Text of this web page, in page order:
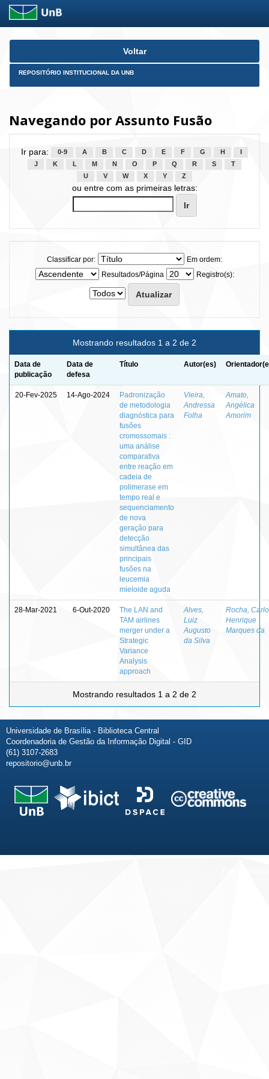
Skip
Voltar
REPOSITÓRIO INSTITUCIONAL DA UNB
Navegando por Assunto Fusão
Ir para: 0-9 A B C D E F G H
J
K L M N O P Q R S
T
U
V W X Y Z
ou entre com as primeiras letras:
Classificar por:
Em ordem:
Resultados/Página
Registro(s):
Mostrando resultados 1 a 2 de 2
Data de
publicação
Data de
defesa
Título Autor(es)
20-Fev-2025 14-Ago-2024
Padronização
de metodologia
diagnóstica para
fusões
cromossomais :
uma análise
comparativa
entre reação em
cadeia de
polimerase em
tempo real e
sequenciamento
de nova
geração para
detecção
simultânea das
principais
fusões na
leucemia
mieloide aguda
Vieira,
Andressa
Folha
Amato,
Angélica
Amorim
28-Mar-2021 6-Out-2020
The LAN and
TAM airlines
merger under a
Strategic
Variance
Analysis
approach
Alves,
Luiz
Augusto
da Silva
Rocha,
Henrique
Marques da
Mostrando resultados 1 a 2 de 2
Universidade de Brasília - Biblioteca Central
Coordenadoria de Gestão da Informação Digital - GID
(61) 3107-2683
repositorio@unb.br